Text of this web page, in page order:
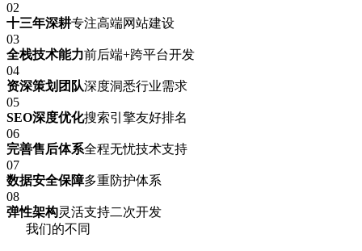
02
十三年深耕专注高端网站建设
03
全栈技术能力前后端+跨平台开发
04
资深策划团队深度洞悉行业需求
05
SEO深度优化搜索引擎友好排名
06
完善售后体系全程无忧技术支持
07
数据安全保障多重防护体系
08
弹性架构灵活支持二次开发
我们的不同